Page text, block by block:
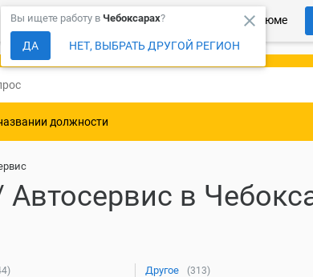
Более 150 000 компаний ждут Ваше резюме
close
Вы ищете работу в Чебоксарах?
ДА НЕТ, ВЫБРАТЬ ДРУГОЙ РЕГИОН
должности
в
Другое (313)